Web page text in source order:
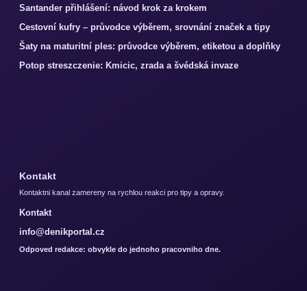
Santander přihlášení: návod krok za krokem
Cestovní kufry – průvodce výběrem, srovnání značek a tipy
Šaty na maturitní ples: průvodce výběrem, etiketou a doplňky
Potop streszczenie: Kmicic, zrada a švédská invaze
Kontakt
Kontaktni kanal zamereny na rychlou reakci pro tipy a opravy.
Kontakt
info@denikportal.cz
Odpoved redakce: obvykle do jednoho pracovniho dne.